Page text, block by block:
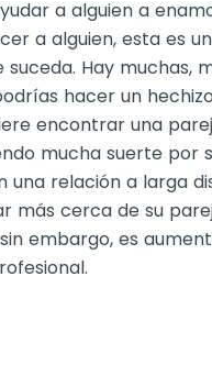
a alguien a
a alguien, esta es
Hay muchas,
hacer un
encontrar una
mucha suerte por
una relación a larga
más cerca de su
embargo, es